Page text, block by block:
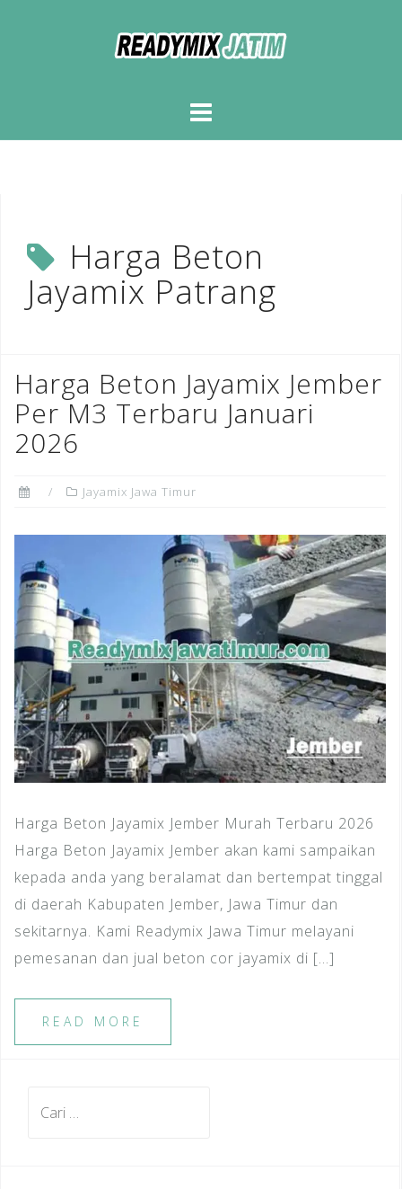
Harga Beton
Jayamix Patrang
Harga Beton Jayamix Jember
Per M3 Terbaru Januari
2026
Jayamix Jawa Timur
Harga Beton Jayamix Jember Murah Terbaru 2026
Harga Beton Jayamix Jember akan kami sampaikan
kepada anda yang beralamat dan bertempat tinggal
di daerah Kabupaten Jember, Jawa Timur dan
sekitarnya. Kami Readymix Jawa Timur melayani
pemesanan dan jual beton cor jayamix di […]
READ MORE